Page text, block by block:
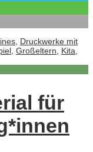
, Druckwerke mit
, Großeltern, Kita,
für